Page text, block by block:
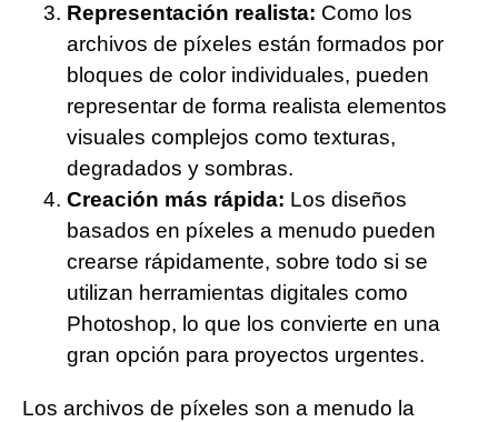
Representación realista: Como los
archivos de píxeles están formados por
bloques de color individuales, pueden
representar de forma realista elementos
visuales complejos como texturas,
degradados y sombras.
Creación más rápida: Los diseños
basados en píxeles a menudo pueden
crearse rápidamente, sobre todo si se
utilizan herramientas digitales como
Photoshop, lo que los convierte en una
gran opción para proyectos urgentes.
Los archivos de píxeles son a menudo la